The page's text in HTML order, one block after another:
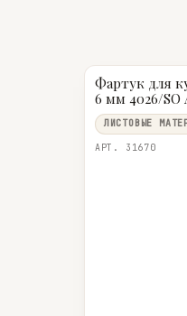
Фартук для
6 мм 4026/
ЛИСТОВЫЕ
АРТ. 31670